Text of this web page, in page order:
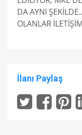
DA AYNI
OLANLAR
İlanı Paylaş